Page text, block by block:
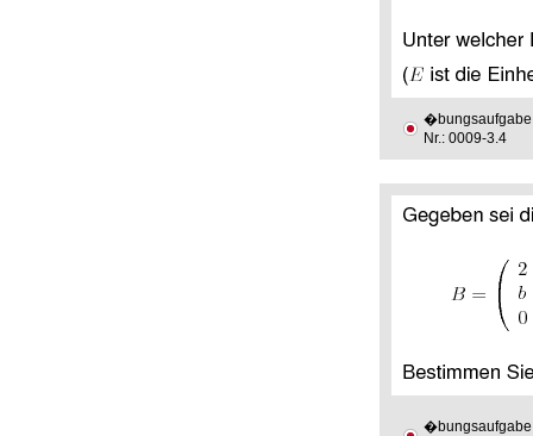
�bungsaufgabe
Nr.: 0009-3.4
�bungsaufgabe